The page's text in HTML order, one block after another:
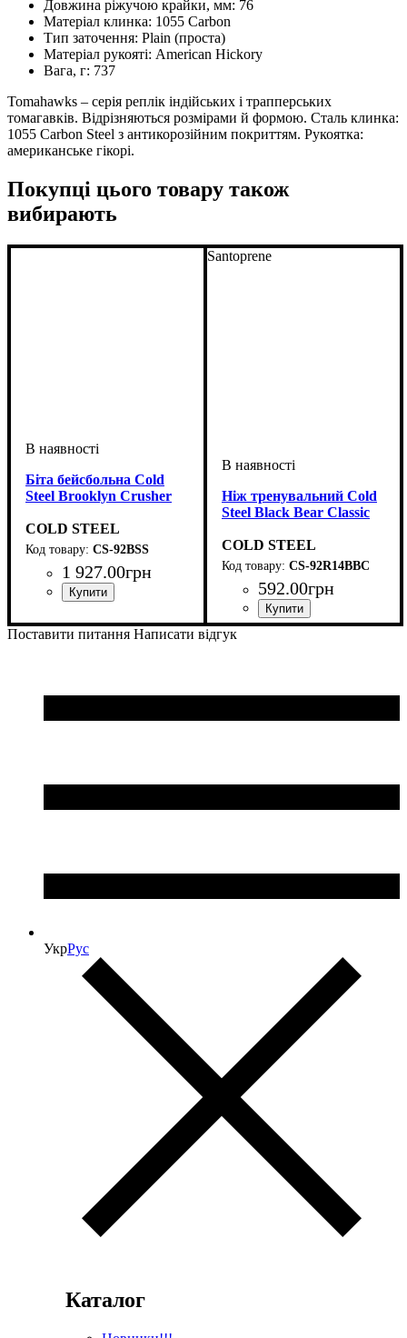
Довжина ріжучою крайки, мм: 76
Матеріал клинка: 1055 Carbon
Тип заточення: Plain (проста)
Матеріал рукояті: American Hickory
Вага, г: 737
Tomahawks – серія реплік індійських і трапперських
томагавків. Відрізняються розмірами й формою. Сталь клинка:
1055 Carbon Steel з антикорозійним покриттям. Рукоятка:
американське гікорі.
Покупці цього товару також
вибирають
Біта бейсбольна Cold
Steel Brooklyn Crusher
COLD STEEL
CS-92BSS
1 927.00грн
Santoprene
Ніж тренувальний Cold
Steel Black Bear Classic
COLD STEEL
CS-92R14BBC
592.00грн
Поставити питання Написати відгук
УкрРус
Каталог